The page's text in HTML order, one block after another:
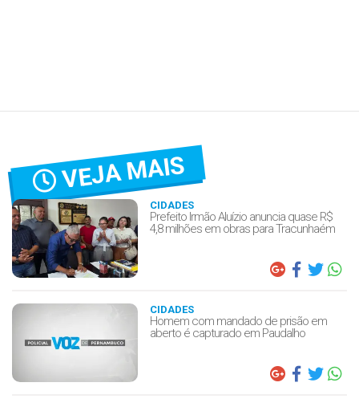
VEJA MAIS
CIDADES
Prefeito Irmão Aluízio anuncia quase R$
4,8 milhões em obras para Tracunhaém
CIDADES
Homem com mandado de prisão em
aberto é capturado em Paudalho